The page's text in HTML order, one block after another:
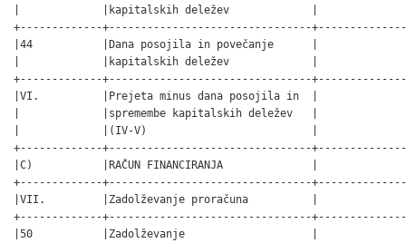
|             |kapitalskih deležev             |
+-------------+--------------------------------
|44           |Dana posojila in povečanje      |
|             |kapitalskih deležev             |
+-------------+--------------------------------
|VI.          |Prejeta minus dana posojila in  |
|             |spremembe kapitalskih deležev   |
|             |(IV-V)                          |
+-------------+--------------------------------
|C)           |RAČUN FINANCIRANJA              |
+-------------+--------------------------------
|VII.         |Zadolževanje proračuna          |
+-------------+--------------------------------
|50           |Zadolževanje                    |